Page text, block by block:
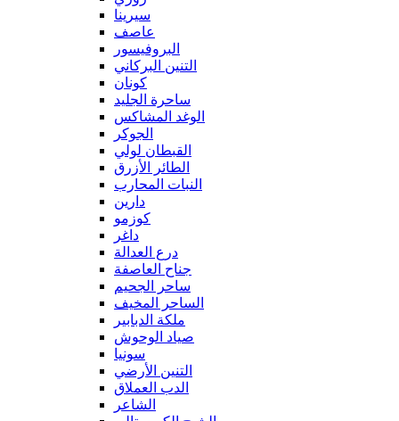
سيرينا
عاصف
البروفيسور
التنين البركاني
كونان
ساحرة الجليد
الوغد المشاكس
الجوكر
القبطان لولي
الطائر الأزرق
النبات المحارب
دارين
كوزمو
داغر
درع العدالة
جناح العاصفة
ساحر الجحيم
الساحر المخيف
ملكة الدبابير
صياد الوحوش
سونيا
التنين الأرضي
الدب العملاق
الشاعر